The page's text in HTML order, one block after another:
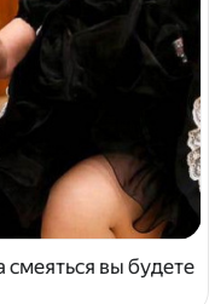
смеяться вы будете